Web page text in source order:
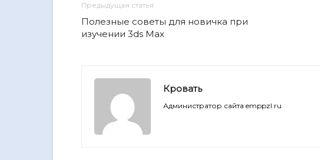
Предыдущая статья
Полезные советы для новичка при
изучении 3ds Max
Кровать
Администратор сайта emppzl.ru